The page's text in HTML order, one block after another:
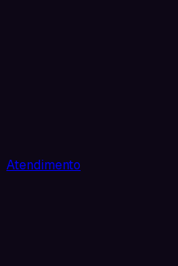
Atendimento